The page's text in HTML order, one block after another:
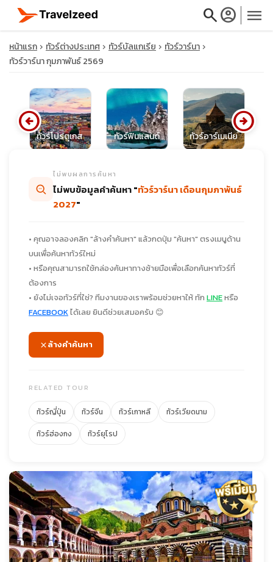
searchaccount_circle menu
close
travel_explore
หน้าแรก ทัวร์ต่างประเทศ ทัวร์บัลแกเรีย
ทัวร์วาร์นา
ทัวร์วาร์นา กุมภาพันธ์ 2569
ทัวร์โปรตุเกส ทัวร์ฟินแลนด์ ทัวร์อาร์เมเนีย
arrow_circle_left arrow_circle_right
ไม่พบผลการค้นหา
ไม่พบข้อมูลคำค้นหา "ทัวร์วาร์นา เดือนกุมภาพันธ์
2027"
• คุณอาจลองคลิก "ล้างคำค้นหา" แล้วกดปุ่ม "ค้นหา" ตรงเมนูด้าน
บนเพื่อค้นหาทัวร์ใหม่
• หรือคุณสามารถใช้กล่องค้นหาทางซ้ายมือเพื่อเลือกค้นหาทัวร์ที่
ต้องการ
• ยังไม่เจอทัวร์ที่ใช่? ทีมงานของเราพร้อมช่วยหาให้ ทัก LINEหรือ
FACEBOOKได้เลย ยินดีช่วยเสมอครับ 😊
ล้างคำค้นหา
RELATED TOUR
ทัวร์ญี่ปุ่น ทัวร์จีน ทัวร์เกาหลี
ทัวร์เวียดนาม
ทัวร์ฮ่องกง
ทัวร์ยุโรป